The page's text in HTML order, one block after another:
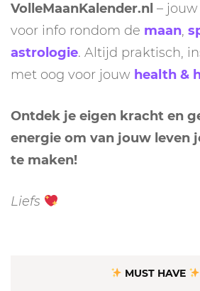
VolleMaanKalender.nl –
voor info rondom de maan,
astrologie. Altijd praktisch,
met oog voor jouw health &
Ontdek je eigen kracht en
energie om van jouw leven
te maken!
Liefs
MUST HAVE